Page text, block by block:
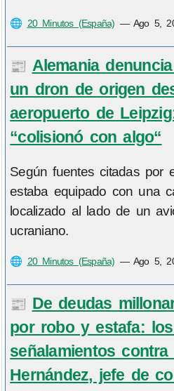
🌐 20 Minutos (España) —Ago 5,
📰 Alemania
un dron de origen
aeropuerto de
“colisionó con algo“
Según fuentes citadas por
estaba equipado con una
localizado al lado de un
ucraniano.
🌐 20 Minutos (España) —Ago 5,
📰 De deudas
por robo y estafa:
señalamientos contra
Hernández, jefe de